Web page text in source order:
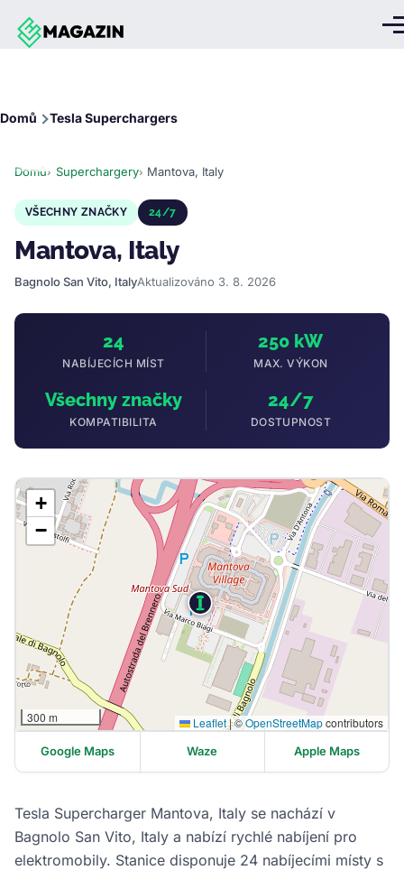
Přejít k hlavnímu obsahu
Domů Tesla Superchargers
Domů Superchargery Mantova, Italy
VŠECHNY ZNAČKY 24/7
Mantova, Italy
Bagnolo San Vito, ItalyAktualizováno 3. 8. 2026
24
NABÍJECÍCH MÍST
250 kW
MAX. VÝKON
Všechny značky
KOMPATIBILITA
24/7
DOSTUPNOST
Tesla Supercharger Mantova, Italy se nachází v
Bagnolo San Vito, Italy a nabízí rychlé nabíjení pro
elektromobily. Stanice disponuje 24 nabíjecími místy s
+
−
300 m Leaflet|©OpenStreetMapcontributors
Google Maps Waze Apple Maps